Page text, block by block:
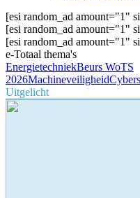
[esi random_ad amount="1"
[esi random_ad amount="1"
[esi random_ad amount="1"
e-Totaal thema's
EnergietechniekBeurs WoTS
2026Machineveiligheid
Uitgelicht